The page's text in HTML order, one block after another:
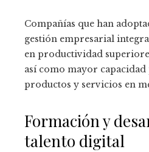
Compañías que han
gestión empresarial
en productividad
así como mayor
productos y servicios en
Formación y
talento digital